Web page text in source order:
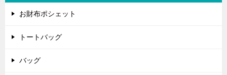
ョ
お財布ポシェット
トートバッグ
バッグ